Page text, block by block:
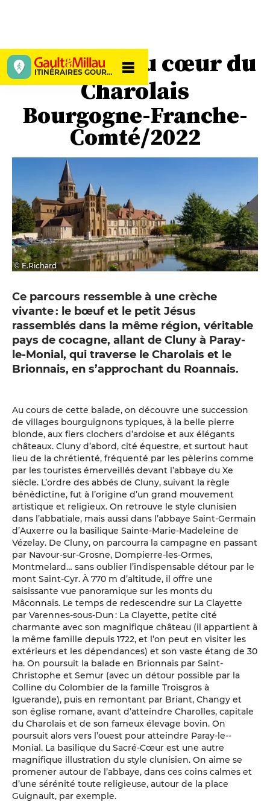
ITINÉRAIRES GOURMANDS
48 heures au cœur du
Charolais
Bourgogne-Franche-
Comté/2022
© E.Richard
Ce parcours ressemble à une crèche
vivante : le bœuf et le petit Jésus
rassemblés dans la même région, véritable
pays de cocagne, allant de Cluny à Paray-
le-Monial, qui traverse le Charolais et le
Brionnais, en s’approchant du Roannais.
Au cours de cette balade, on découvre une succession
de villages bourguignons typiques, à la belle pierre
blonde, aux fiers clochers d’ardoise et aux élégants
châteaux. Cluny d’abord, cité équestre, et surtout haut
lieu de la chrétienté, fréquenté par les pèlerins comme
par les touristes émerveillés devant l’abbaye du Xe
siècle. L’ordre des abbés de Cluny, suivant la règle
bénédictine, fut à l’origine d’un grand mouvement
artistique et religieux. On retrouve le style clunisien
dans l’abbatiale, mais aussi dans l’abbaye Saint-Germain
d’Auxerre ou la basilique Sainte-Marie-Madeleine de
Vézelay. De Cluny, on parcourra la campagne en passant
par Navour-sur-Grosne, Dompierre-les-Ormes,
Montmelard… sans oublier l’indispensable détour par le
mont Saint-Cyr. À 770 m d’altitude, il offre une
saisissante vue panoramique sur les monts du
Mâconnais. Le temps de redescendre sur La Clayette
par Varennes-sous-Dun : La Clayette, petite cité
charmante avec son magnifique château (il appartient à
la même famille depuis 1722, et l’on peut en visiter les
extérieurs et les dépendances) et son vaste étang de 30
ha. On poursuit la balade en Brionnais par Saint-
Christophe et Semur (avec un détour possible par la
Colline du Colombier de la famille Troisgros à
Iguerande), puis en remontant par Briant, Changy et
son église romane, avant d’atteindre Charolles, capitale
du Charolais et de son fameux élevage bovin. On
poursuit alors vers l’ouest pour atteindre Paray-le--
Monial. La basilique du Sacré-Cœur est une autre
magnifique illustration du style clunisien. On aime se
promener autour de l’abbaye, dans ces coins calmes et
d’une sérénité toute religieuse, autour de la place
Guignault, par exemple.